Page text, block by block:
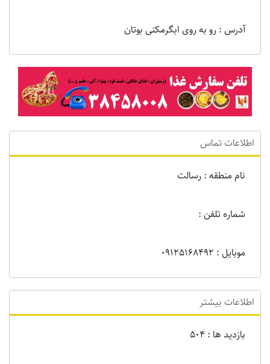
آدرس : رو به روی ابگرمکنی بوتان
اطلاعات تماس
نام منطقه : رسالت
شماره تلفن :
موبایل : 09125168492
اطلاعات بیشتر
بازدید ها : 504